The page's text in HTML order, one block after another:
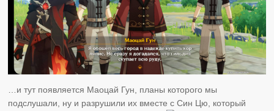
…и тут появляется Маоцай Гун, планы которого мы
подслушали, ну и разрушили их вместе с Син Цю, который